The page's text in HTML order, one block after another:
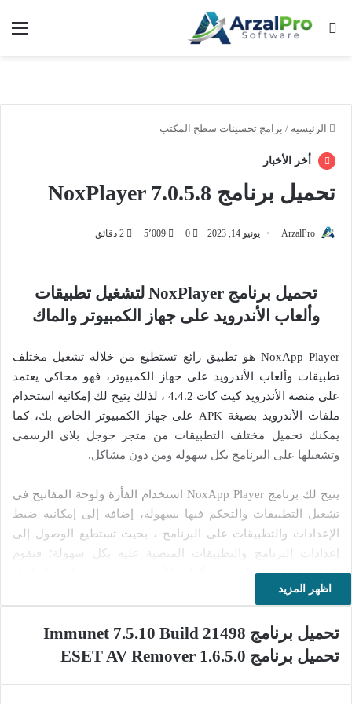
بحث عن
الرئيسية / برامج تحسينات سطح المكتب
أخر الأخبار
تحميل برنامج NoxPlayer 7.0.5.8
ArzalPro يونيو 14, 2023 0 5٬009
تحميل برنامج NoxPlayer لتشغيل تطبيقات
وألعاب الأندرويد على جهاز الكمبيوتر والماك
NoxApp Player هو تطبيق رائع تستطيع من خلاله تشغيل مختلف
تطبيقات وألعاب الأندرويد على جهاز الكمبيوتر، فهو محاكي يعتمد
على منصة الأندرويد كيت كات 4.4.2 ، لذلك يتيح لك إمكانية استخدام
ملفات الأندرويد بصيغة APK على جهاز الكمبيوتر الخاص بك، كما
يمكنك تحميل مختلف التطبيقات من متجر جوجل بلاي الرسمي
وتشغيلها على البرنامج بكل سهولة ومن دون مشاكل.
يتيح لك برنامج NoxApp Player استخدام الفأرة ولوحة المفاتيح في
تشغيل التطبيقات والتحكم فيها بسهولة، إضافة إلى إمكانية ضبط
الإعدادات والتطبيقات على البرنامج ، بحيث تستطيع الوصول إلى
إعدادات البرنامج والتطبيقات المنصبة عليه بكل سهولة؛ فتقوم
بإضافة أو إزالة تطبيقات وألعاب الأندرويد وتشغيل برامج التواصل
الاجتماعي كالفيس بوك والواتس اب وتويتر وغيرها بسهولة كبيرة
يمكنك تحميل برنامج NoxApp Player من الرابط الموجود في
اظهر المزيد
تحميل برنامج Immunet 7.5.10 Build 21498
تحميل برنامج ESET AV Remover 1.6.5.0